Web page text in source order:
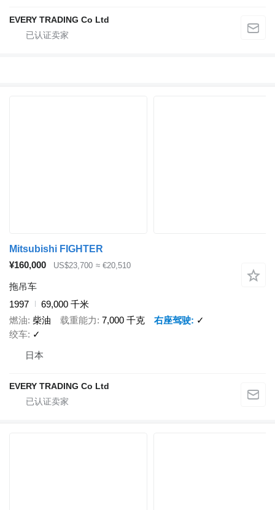
EVERY TRADING Co Ltd
Mitsubishi FIGHTER
¥160,000
US$23,700 ≈ €20,510
拖吊车
1997
69,000 千米
燃油 柴油 载重能力 7,000 千克 右座驾驶
✓
绞车 ✓
日本
EVERY TRADING Co Ltd